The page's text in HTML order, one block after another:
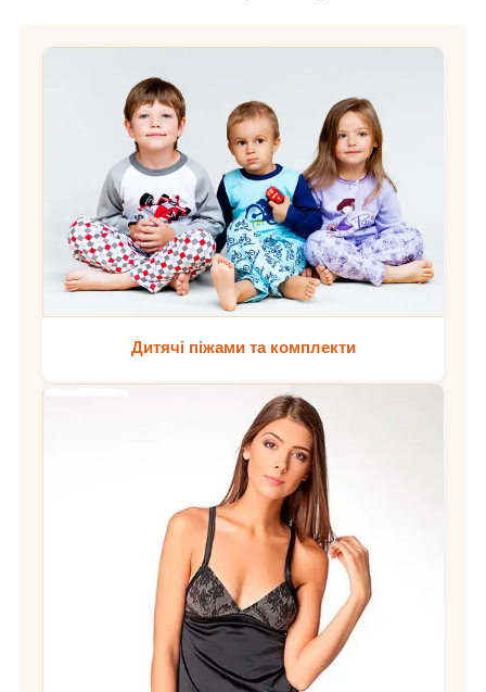
Дитячі піжами та комплекти